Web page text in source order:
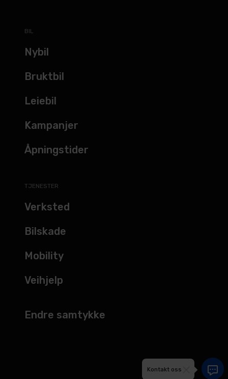
BIL
Nybil
Bruktbil
Leiebil
Kampanjer
Åpningstider
TJENESTER
Verksted
Bilskade
Mobility
Veihjelp
Endre samtykke
Kontakt oss